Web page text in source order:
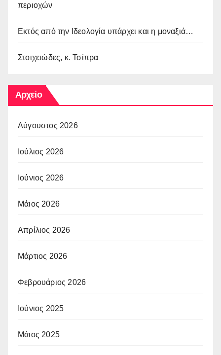
περιοχών
Εκτός από την Ιδεολογία υπάρχει και η μοναξιά…
Στοιχειώδες, κ. Τσίπρα
Αρχείο
Αύγουστος 2026
Ιούλιος 2026
Ιούνιος 2026
Μάιος 2026
Απρίλιος 2026
Μάρτιος 2026
Φεβρουάριος 2026
Ιούνιος 2025
Μάιος 2025